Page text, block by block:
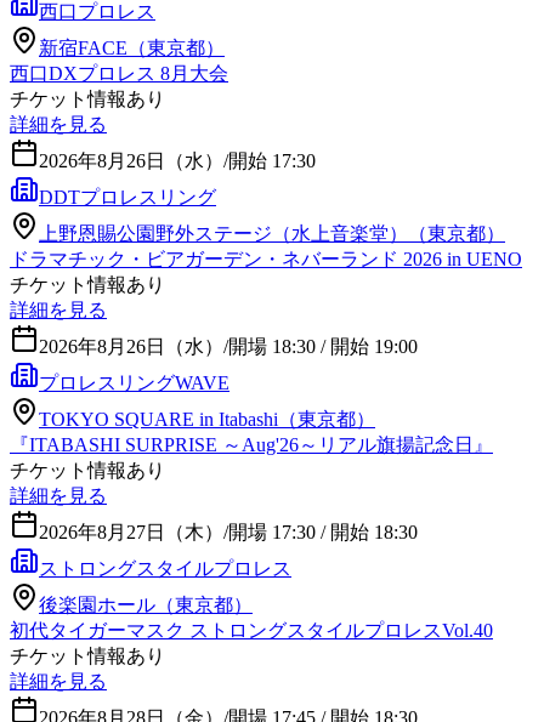
西口プロレス
新宿FACE（東京都）
西口DXプロレス 8月大会
チケット情報あり
詳細を見る
2026年8月26日（水） /開始 17:30
DDTプロレスリング
上野恩賜公園野外ステージ（水上音楽堂）（東京都）
ドラマチック・ビアガーデン・ネバーランド 2026 in UENO
チケット情報あり
詳細を見る
2026年8月26日（水） /開場 18:30 / 開始 19:00
プロレスリングWAVE
TOKYO SQUARE in Itabashi（東京都）
『ITABASHI SURPRISE ～Aug'26～リアル旗揚記念日』
チケット情報あり
詳細を見る
2026年8月27日（木） /開場 17:30 / 開始 18:30
ストロングスタイルプロレス
後楽園ホール（東京都）
初代タイガーマスク ストロングスタイルプロレスVol.40
チケット情報あり
詳細を見る